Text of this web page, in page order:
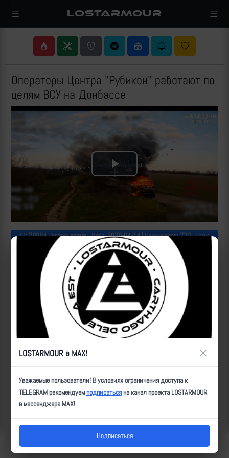
LOSTARMOUR
Операторы Центра "Рубикон" работают по
целям ВСУ на Донбассе
Play
Video
ID:76064| Автор:admin| Дата:2026-04-14| Просмотров:720| Теги:
Популярные за сегодня видео
Lostarmour | Carthago Delenda Est | 2014-2026
LOSTARMOUR в MAX! ×
Уважаемые пользователи! В условиях ограничения доступа к
TELEGRAM рекомендуемподписатьсяна канал проекта LOSTARMOUR
в мессенджере MAX!
Подписаться